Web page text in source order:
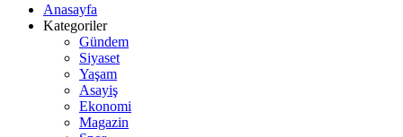
Anasayfa
Kategoriler
Gündem
Siyaset
Yaşam
Asayiş
Ekonomi
Magazin